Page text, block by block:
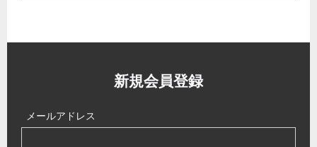
新規会員登録
メールアドレス